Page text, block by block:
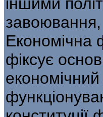
Економічна
фіксує